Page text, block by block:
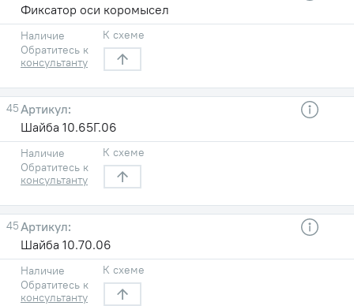
Фиксатор оси коромысел
Наличие
Обратитесь к
консультанту
К схеме
45
Шайба 10.65Г.06
Наличие
Обратитесь к
консультанту
К схеме
45
Шайба 10.70.06
Наличие
Обратитесь к
консультанту
К схеме